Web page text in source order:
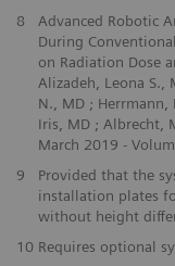
8
Advanced Robotic
During
on Radiation Dose
Alizadeh, Leona S.,
N., MD ; Herrmann,
Iris, MD ; Albrecht,
March 2019 -
9
Provided that the
installation plates
without height
10 Requires optional